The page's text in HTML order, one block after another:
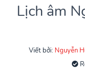
Lịch âm
Viết bởi: Nguyễn